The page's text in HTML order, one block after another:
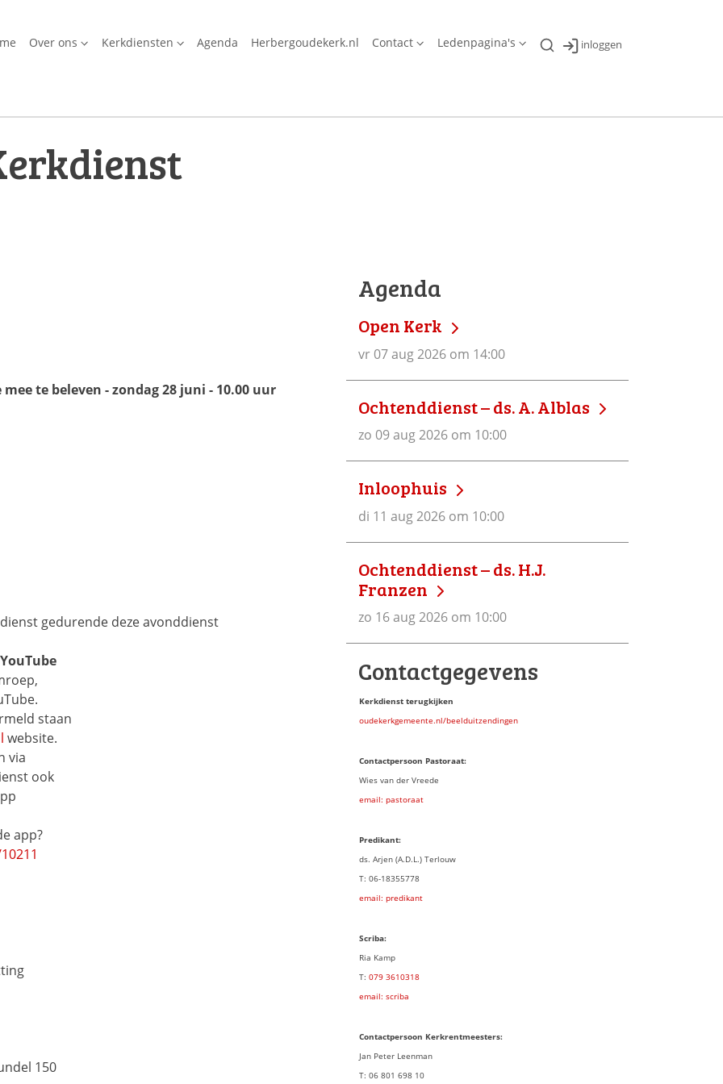
Over ons Kerkdiensten Agenda Herbergoudekerk.nl Contact Ledenpagina's inloggen
te beleven - zondag 28 juni - 10.00 uur
gedurende deze avonddienst
staan
website.
via
ook
app?
150
Agenda
Open Kerk
vr 07 aug 2026 om 14:00
Ochtenddienst – ds. A. Alblas
zo 09 aug 2026 om 10:00
Inloophuis
di 11 aug 2026 om 10:00
Ochtenddienst – ds. H.J.
Franzen
zo 16 aug 2026 om 10:00
Contactgegevens
Kerkdienst terugkijken
oudekerkgemeente.nl/beelduitzendingen
Contactpersoon Pastoraat:
Wies van der Vreede
email: pastoraat
Predikant:
ds. Arjen (A.D.L.) Terlouw
T: 06-18355778
email: predikant
Scriba:
Ria Kamp
T: 079 3610318
email: scriba
Contactpersoon Kerkrentmeesters:
Jan Peter Leenman
T: 06 801 698 10